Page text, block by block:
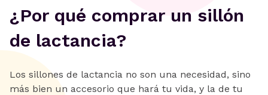
¿Por qué comprar un sillón
de lactancia?
Los sillones de lactancia no son una necesidad, sino
más bien un accesorio que hará tu vida, y la de tu